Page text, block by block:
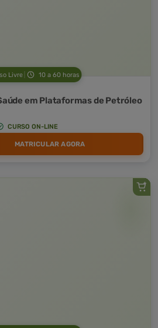
Livre 10 a 60 horas
em Plataformas de Petróleo
CURSO ON-LINE
MATRICULAR AGORA